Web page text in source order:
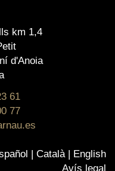
km 1,4
d'Anoia
61
77
Català
English
Avís legal